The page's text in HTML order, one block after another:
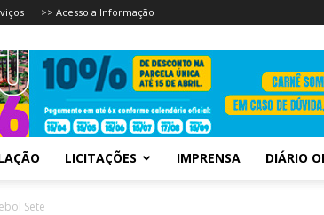
>> Acesso a Informação
LICITAÇÕES IMPRENSA DIÁRIO
Sete